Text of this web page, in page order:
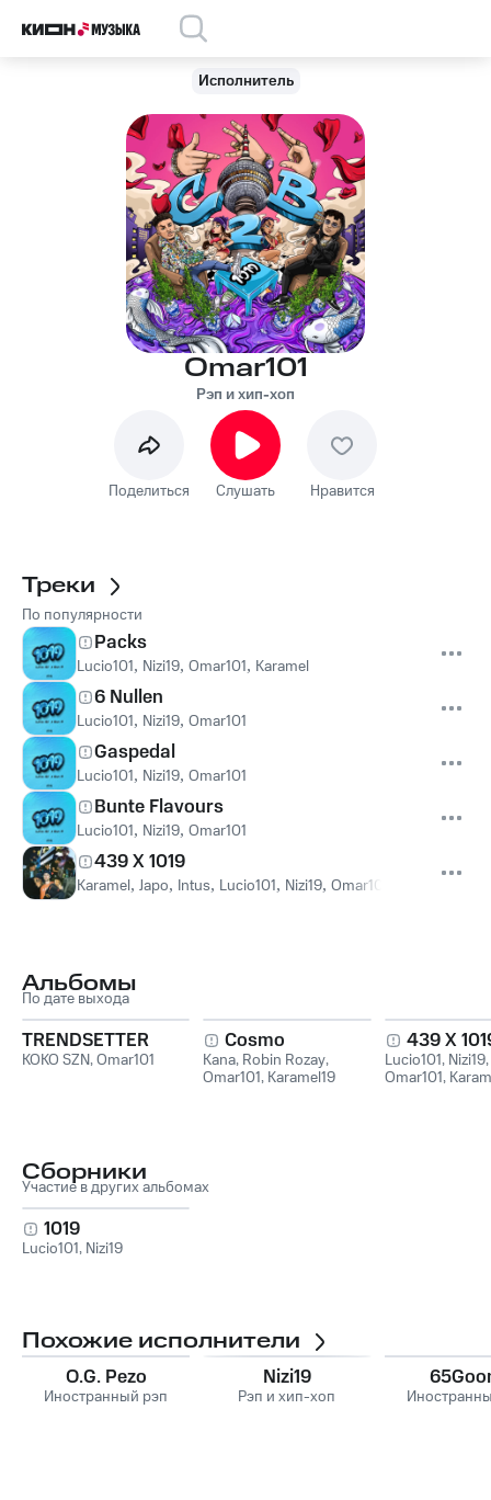
Исполнитель
Omar101
Рэп и хип-хоп
Поделиться Слушать Нравится
Треки
По популярности
Packs
Lucio101, Nizi19, Omar101, Karamel
6 Nullen
Lucio101, Nizi19, Omar101
Gaspedal
Lucio101, Nizi19, Omar101
Bunte Flavours
Lucio101, Nizi19, Omar101
439 X 1019
Karamel, Japo, Intus, Lucio101, Nizi19, Omar101
Альбомы
По дате выхода
TRENDSETTER
KOKO SZN,Omar101
Cosmo
Kana, Robin Rozay,
Omar101, Karamel19
439 X
Lucio101, Nizi19,
Omar101,
Сборники
Участие в других альбомах
1019
Lucio101, Nizi19
Похожие исполнители
O.G. Pezo
Иностранный рэп
Nizi19
Рэп и хип-хоп